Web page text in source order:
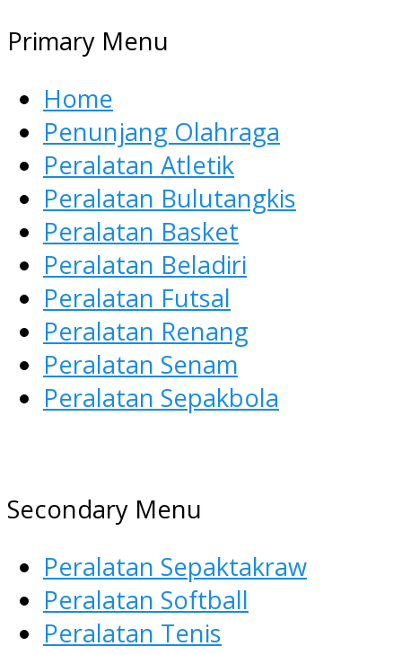
Primary Menu
Home
Penunjang Olahraga
Peralatan Atletik
Peralatan Bulutangkis
Peralatan Basket
Peralatan Beladiri
Peralatan Futsal
Peralatan Renang
Peralatan Senam
Peralatan Sepakbola
AGEN ALAT OLAHRAGA
Menyediakan Alat Olahraga
Secondary Menu
Peralatan Sepaktakraw
Peralatan Softball
Peralatan Tenis